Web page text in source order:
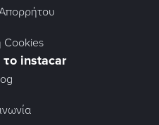
Cookies
το instacar